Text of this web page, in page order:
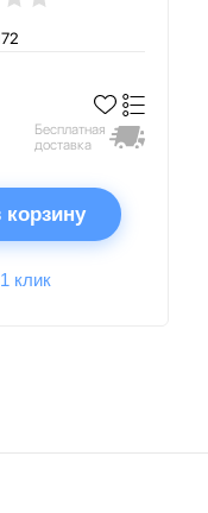
Бесплатная
доставка
клик